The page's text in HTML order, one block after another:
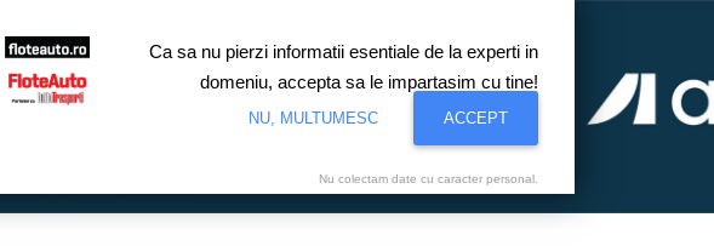
Ca sa nu pierzi informatii esentiale de la experti in
domeniu, accepta sa le impartasim cu tine!
NU, MULTUMESC ACCEPT
Nu colectam date cu caracter personal.